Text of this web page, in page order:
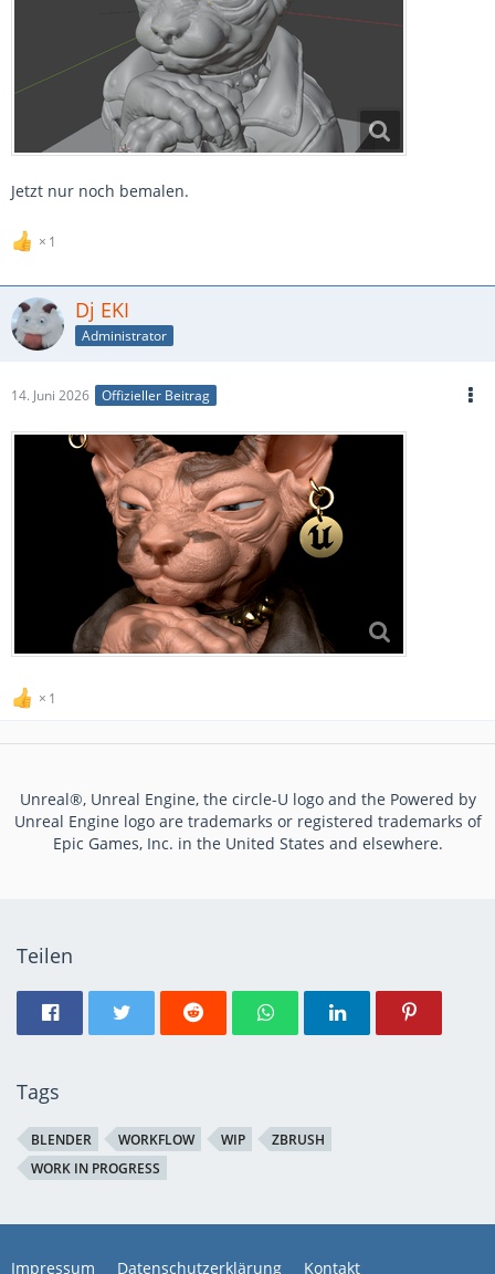
Jetzt nur noch bemalen.
1
Dj EKI
Administrator
14. Juni 2026 Offizieller Beitrag
1
Unreal®, Unreal Engine, the circle-U logo and the Powered by
Unreal Engine logo are trademarks or registered trademarks of
Epic Games, Inc. in the United States and elsewhere.
Teilen
Tags
BLENDER WORKFLOW WIP
ZBRUSH
WORK IN PROGRESS
Impressum Datenschutzerklärung Kontakt